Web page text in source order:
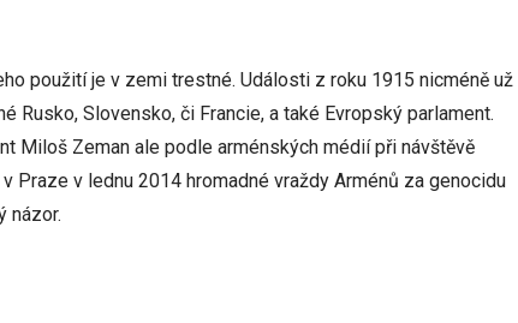
použití je v zemi trestné. Události z roku 1915 nicméně už
Rusko, Slovensko, či Francie, a také Evropský parlament.
Miloš Zeman ale podle arménských médií při návštěvě
Praze v lednu 2014 hromadné vraždy Arménů za genocidu
názor.